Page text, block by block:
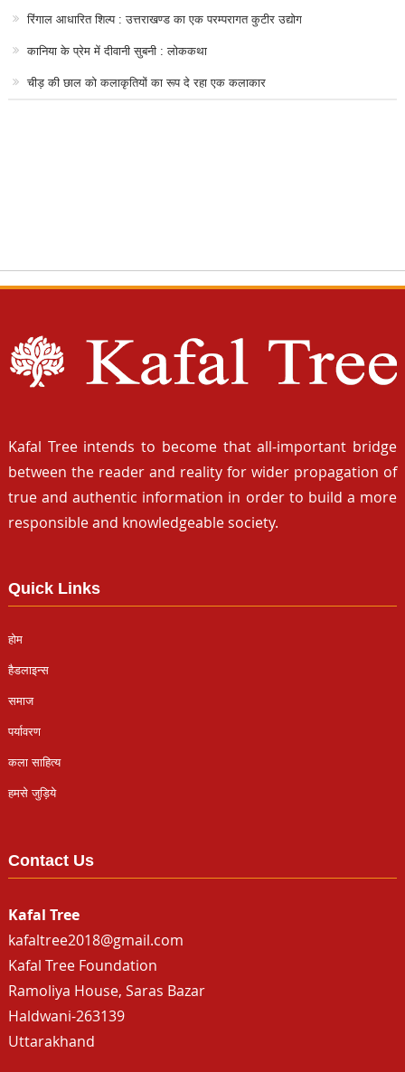
रिंगाल आधारित शिल्प : उत्तराखण्ड का एक परम्परागत कुटीर उद्योग
कानिया के प्रेम में दीवानी सुबनी : लोककथा
चीड़ की छाल को कलाकृतियों का रूप दे रहा एक कलाकार
Kafal Tree intends to become that all-important bridge
between the reader and reality for wider propagation of
true and authentic information in order to build a more
responsible and knowledgeable society.
Quick Links
होम
हैडलाइन्स
समाज
पर्यावरण
कला साहित्य
हमसे जुड़िये
Contact Us
Kafal Tree
kafaltree2018@gmail.com
Kafal Tree Foundation
Ramoliya House, Saras Bazar
Haldwani-263139
Uttarakhand